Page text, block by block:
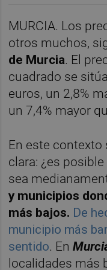
MURCIA. Los
otros muchos,
de Murcia. El
cuadrado se
euros, un 2,8%
un 7,4% mayor
En este
clara: ¿es
sea
y municipios
más bajos. De
municipio más
sentido. En
localidades más